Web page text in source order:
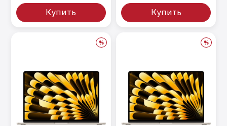
Купить Купить
% %